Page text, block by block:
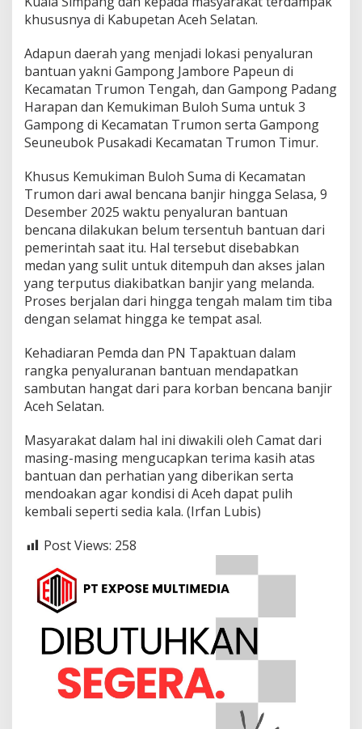
khususnya di Kabupetan Aceh Selatan.
Adapun daerah yang menjadi lokasi penyaluran
bantuan yakni Gampong Jambore Papeun di
Kecamatan Trumon Tengah, dan Gampong Padang
Harapan dan Kemukiman Buloh Suma untuk 3
Gampong di Kecamatan Trumon serta Gampong
Seuneubok Pusakadi Kecamatan Trumon Timur.
Khusus Kemukiman Buloh Suma di Kecamatan
Trumon dari awal bencana banjir hingga Selasa, 9
Desember 2025 waktu penyaluran bantuan
bencana dilakukan belum tersentuh bantuan dari
pemerintah saat itu. Hal tersebut disebabkan
medan yang sulit untuk ditempuh dan akses jalan
yang terputus diakibatkan banjir yang melanda.
Proses berjalan dari hingga tengah malam tim tiba
dengan selamat hingga ke tempat asal.
Kehadiaran Pemda dan PN Tapaktuan dalam
rangka penyaluranan bantuan mendapatkan
sambutan hangat dari para korban bencana banjir
Aceh Selatan.
Masyarakat dalam hal ini diwakili oleh Camat dari
masing-masing mengucapkan terima kasih atas
bantuan dan perhatian yang diberikan serta
mendoakan agar kondisi di Aceh dapat pulih
kembali seperti sedia kala. (Irfan Lubis)
Post Views: 258